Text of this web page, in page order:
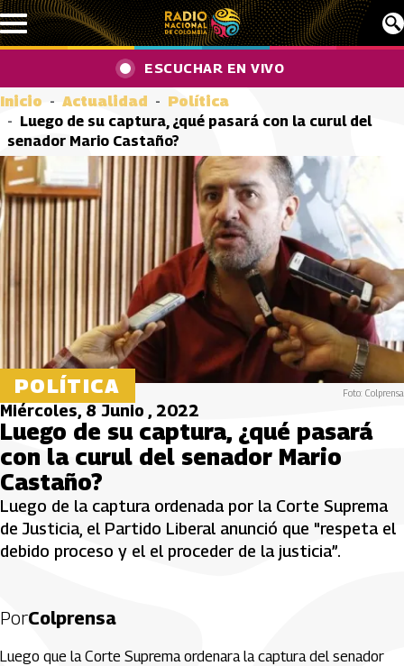
Pasar al contenido principal
ESCUCHAR EN VIVO
Inicio Actualidad
Política
Luego de su captura, ¿qué pasará con la curul del
senador Mario Castaño?
POLÍTICA Foto: Colprensa
Miércoles, 8 Junio , 2022
Luego de su captura, ¿qué pasará
con la curul del senador Mario
Castaño?
Luego de la captura ordenada por la Corte Suprema
de Justicia, el Partido Liberal anunció que "respeta el
debido proceso y el el proceder de la justicia”.
PorColprensa
Luego que la Corte Suprema ordenara la captura del senador